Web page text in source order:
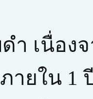
ำ เนื่อง
ายใน 1